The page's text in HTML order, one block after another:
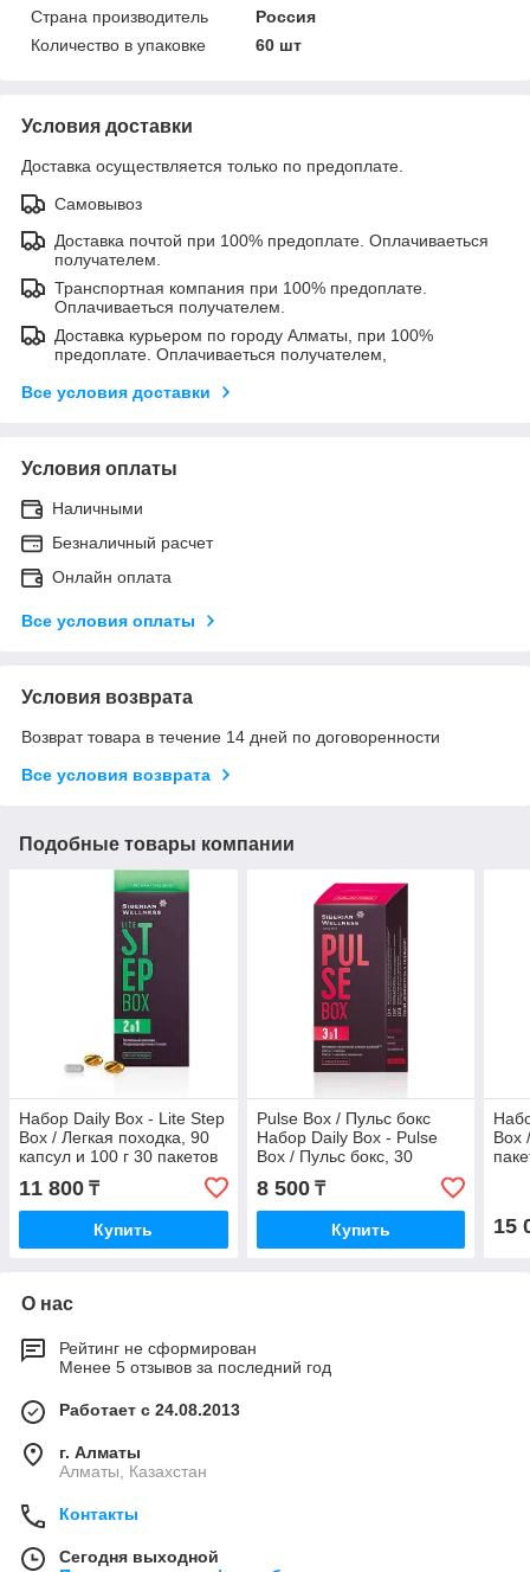
Страна производитель
Россия
Количество в упаковке
60 шт
Условия доставки
Доставка осуществляется только по предоплате.
Самовывоз
Доставка почтой при 100% предоплате. Оплачиваеться
получателем.
Транспортная компания при 100% предоплате.
Оплачиваеться получателем.
Доставка курьером по городу Алматы, при 100%
предоплате. Оплачиваеться получателем,
Все условия доставки
Условия оплаты
Наличными
Безналичный расчет
Онлайн оплата
Все условия оплаты
Условия возврата
Возврат товара в течение 14 дней по договоренности
Все условия возврата
Подобные товары компании
Набор Daily Box - Lite Step
Box / Легкая походка, 90
капсул и 100 г 30 пакетов
11 800 ₸
Купить
Pulse Box / Пульс бокс
Набор Daily Box - Pulse
Box / Пульс бокс, 30
8 500₸
Купить
Box
15
О нас
Рейтинг не сформирован
Менее 5 отзывов за последний год
Работает с 24.08.2013
г. Алматы
Алматы, Казахстан
Контакты
Сегодня выходной